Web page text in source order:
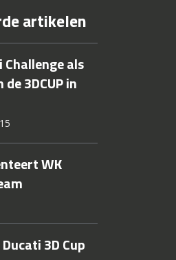
artikelen
als
3DCUP in
WK
3D Cup